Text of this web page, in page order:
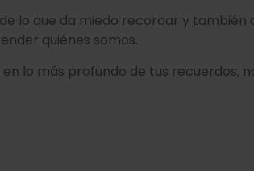
lo que da miedo recordar y también
quiénes somos.
lo más profundo de tus recuerdos,